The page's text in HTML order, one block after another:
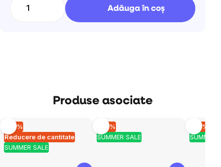
Adăuga în coş
Produse asociate
Reducere de cantitate
SUMMER SALE
–10 %
SUMMER SALE
–10 %
SUMMER
–10 %